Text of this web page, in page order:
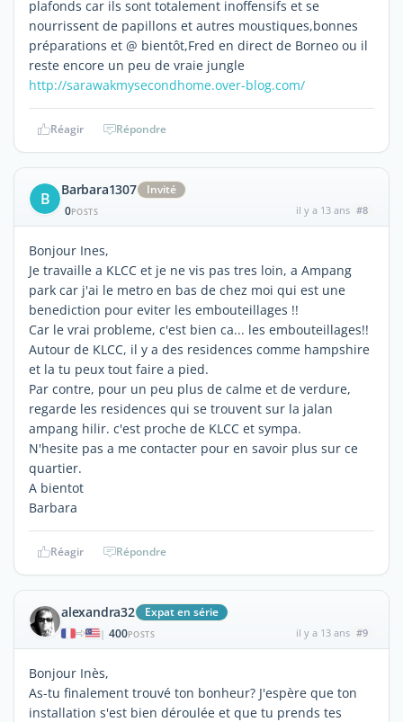
plafonds car ils sont totalement inoffensifs et se
nourrissent de papillons et autres moustiques,bonnes
préparations et @ bientôt,Fred en direct de Borneo ou il
reste encore un peu de vraie jungle
http://sarawakmysecondhome.over-blog.com/
Réagir Répondre
B Barbara1307
Invité
0POSTS il y a 13 ans #8
Bonjour Ines,
Je travaille a KLCC et je ne vis pas tres loin, a Ampang
park car j'ai le metro en bas de chez moi qui est une
benediction pour eviter les embouteillages !!
Car le vrai probleme, c'est bien ca... les embouteillages!!
Autour de KLCC, il y a des residences comme hampshire
et la tu peux tout faire a pied.
Par contre, pour un peu plus de calme et de verdure,
regarde les residences qui se trouvent sur la jalan
ampang hilir. c'est proche de KLCC et sympa.
N'hesite pas a me contacter pour en savoir plus sur ce
quartier.
A bientot
Barbara
Réagir Répondre
alexandra32 Expat en série
| 400POSTS il y a 13 ans #9
Bonjour Inès,
As-tu finalement trouvé ton bonheur? J'espère que ton
installation s'est bien déroulée et que tu prends tes